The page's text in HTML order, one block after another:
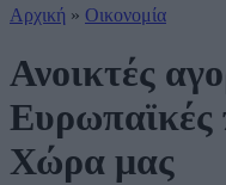
Αρχική » Οικονομία
Ανοικτές
Ευρωπαϊκές
Χώρα μας